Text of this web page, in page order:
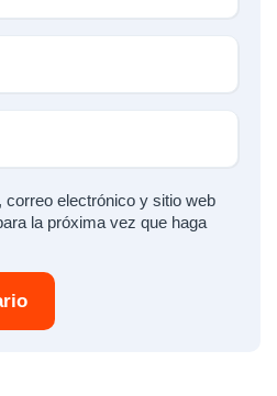
correo electrónico y sitio web
la próxima vez que haga